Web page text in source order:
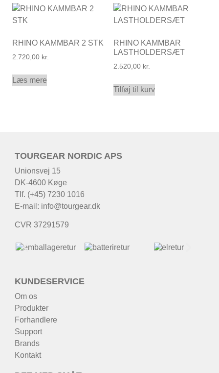
RHINO KAMMBAR 2 STK
2.720,00 kr.
Læs mere
RHINO KAMMBAR
LASTHOLDERSÆT
2.520,00 kr.
Tilføj til kurv
TOURGEAR NORDIC APS
Unionsvej 15
DK-4600 Køge
Tlf. (+45) 7230 1016
E-mail: info@tourgear.dk
CVR 37291579
KUNDESERVICE
Om os
Produkter
Forhandlere
Support
Brands
Kontakt